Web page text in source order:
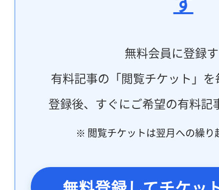
無料会員に登録
有料記事の「閲覧チケット」
登録後、すぐにご希望の有料記
※ 閲覧チケットは翌月への繰り